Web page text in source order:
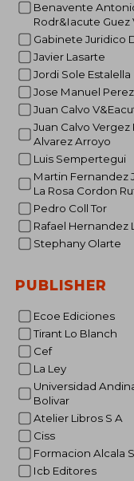
Benavente
Rodr&Iacute Guez
Gabinete Juridico
Javier Lasarte
Jordi Sole Estalella
Jose Manuel
Juan Calvo
Juan Calvo Vergez Ricardo
Alvarez Arroyo
Luis Sempertegui
Martin Fernandez Javier De
La Rosa Cordon
Pedro Coll Tor
Rafael Hernandez
Stephany Olarte
PUBLISHER
Ecoe Ediciones
Tirant Lo Blanch
Cef
La Ley
Universidad Andina Simon
Bolivar
Atelier Libros S A
Ciss
Formacion Alcala S
Icb Editores